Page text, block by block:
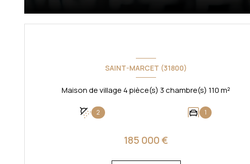
SAINT-MARCET (31800)
Maison de village 4 pièce(s) 3 chambre(s) 110 m²
2 1
185 000 €